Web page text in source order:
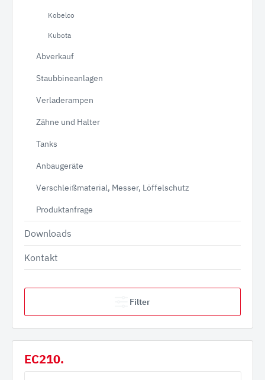
Kobelco
Kubota
Abverkauf
Staubbineanlagen
Verladerampen
Zähne und Halter
Tanks
Anbaugeräte
Verschleißmaterial, Messer, Löffelschutz
Produktanfrage
Downloads
Kontakt
Filter
EC210.